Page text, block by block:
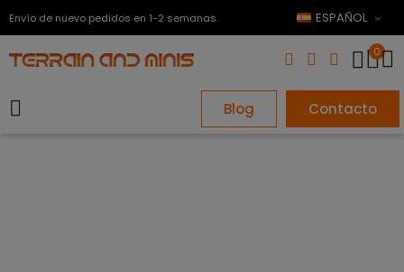
Envío de nuevo pedidos en 1-2 semanas. ESPAÑOL
0
Blog Contacto